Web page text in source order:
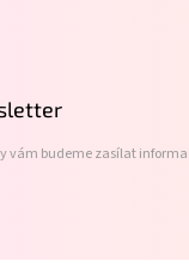
vám budeme zasílat